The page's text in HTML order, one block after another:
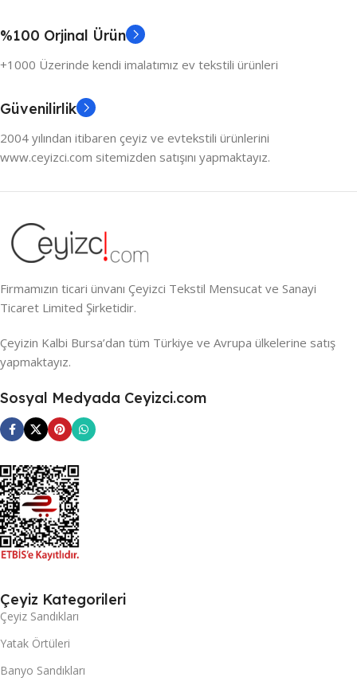
%100 Orjinal Ürün
+1000 Üzerinde kendi imalatımız ev tekstili ürünleri
Güvenilirlik
2004 yılından itibaren çeyiz ve evtekstili ürünlerini
www.ceyizci.com sitemizden satışını yapmaktayız.
Firmamızın ticari ünvanı Çeyizci Tekstil Mensucat ve Sanayi
Ticaret Limited Şirketidir.
Çeyizin Kalbi Bursa’dan tüm Türkiye ve Avrupa ülkelerine satış
yapmaktayız.
Sosyal Medyada Ceyizci.com
Çeyiz Kategorileri
Çeyiz Sandıkları
Yatak Örtüleri
Banyo Sandıkları